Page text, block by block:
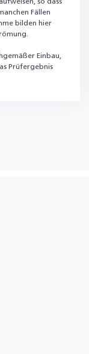
Fällen
bilden hier
Einbau,
Prüfergebnis